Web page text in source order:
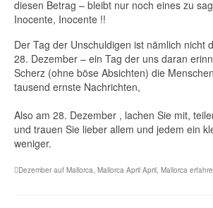
diesen Betrag – bleibt nur noch eines zu
Inocente, Inocente !!
Der Tag der Unschuldigen ist nämlich nicht
28. Dezember – ein Tag der uns daran
Scherz (ohne böse Absichten) die
tausend ernste Nachrichten,
Also am 28. Dezember , lachen Sie mit,
und trauen Sie lieber allem und jedem ein
weniger.
Dezember auf Mallorca Mallorca April April Mallorca